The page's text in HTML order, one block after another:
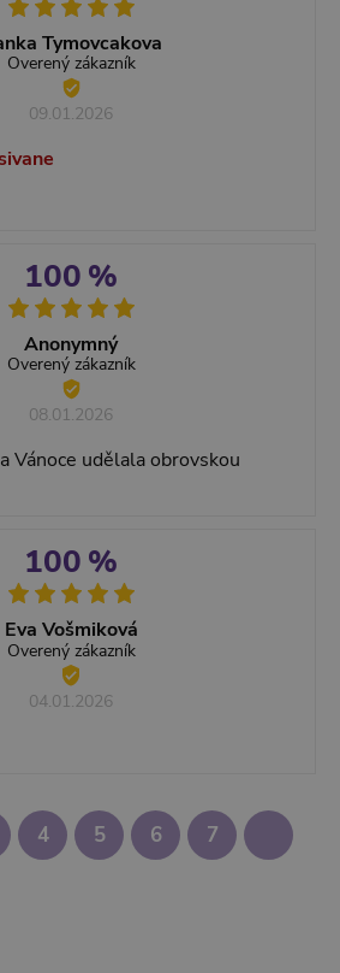
Tymovcakova
Overený zákazník
09.01.2026
100 %
Anonymný
Overený zákazník
08.01.2026
Vánoce udělala obrovskou
100 %
Eva Vošmiková
Overený zákazník
04.01.2026
4 5 6 7